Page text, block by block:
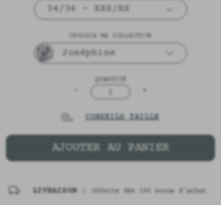
34/36 - XXS/XS
CHOISIR MA COLLECTION
Joséphine
QUANTITÉ
+
CONSEILS TAILLE
AJOUTER AU PANIER
LIVRAISON : Offerte dès 190 euros d'achat